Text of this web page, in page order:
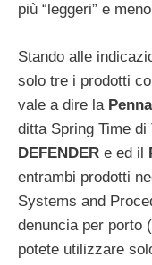
più “leggeri” e
Stando alle
solo tre i prodotti
vale a dire la
ditta Spring Time di
DEFENDER e ed il
entrambi prodotti
Systems and
denuncia per porto
potete utilizzare